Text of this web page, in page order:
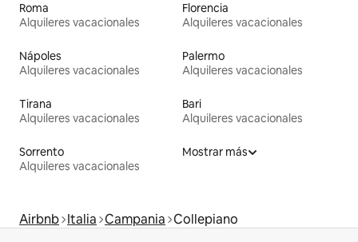
Roma
Alquileres vacacionales
Florencia
Alquileres vacacionales
Nápoles
Alquileres vacacionales
Palermo
Alquileres vacacionales
Tirana
Alquileres vacacionales
Bari
Alquileres vacacionales
Sorrento
Alquileres vacacionales
Mostrar más
Airbnb Italia Campania Collepiano